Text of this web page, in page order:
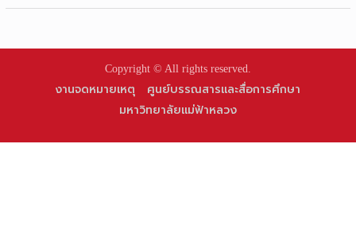
Copyright © All rights reserved.
งานจดหมายเหตุ
ศูนย์บรรณสารและสื่อการศึกษา
มหาวิทยาลัยแม่ฟ้าหลวง